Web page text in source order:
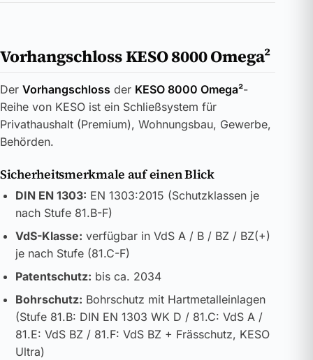
Vorhangschloss KESO 8000 Omega²
Der Vorhangschloss der KESO 8000 Omega²-
Reihe von KESO ist ein Schließsystem für
Privathaushalt (Premium), Wohnungsbau, Gewerbe,
Behörden.
Sicherheitsmerkmale auf einen Blick
DIN EN 1303: EN 1303:2015 (Schutzklassen je
nach Stufe 81.B-F)
VdS-Klasse: verfügbar in VdS A / B / BZ / BZ(+)
je nach Stufe (81.C-F)
Patentschutz: bis ca. 2034
Bohrschutz: Bohrschutz mit Hartmetalleinlagen
(Stufe 81.B: DIN EN 1303 WK D / 81.C: VdS A /
81.E: VdS BZ / 81.F: VdS BZ + Frässchutz, KESO
Ultra)